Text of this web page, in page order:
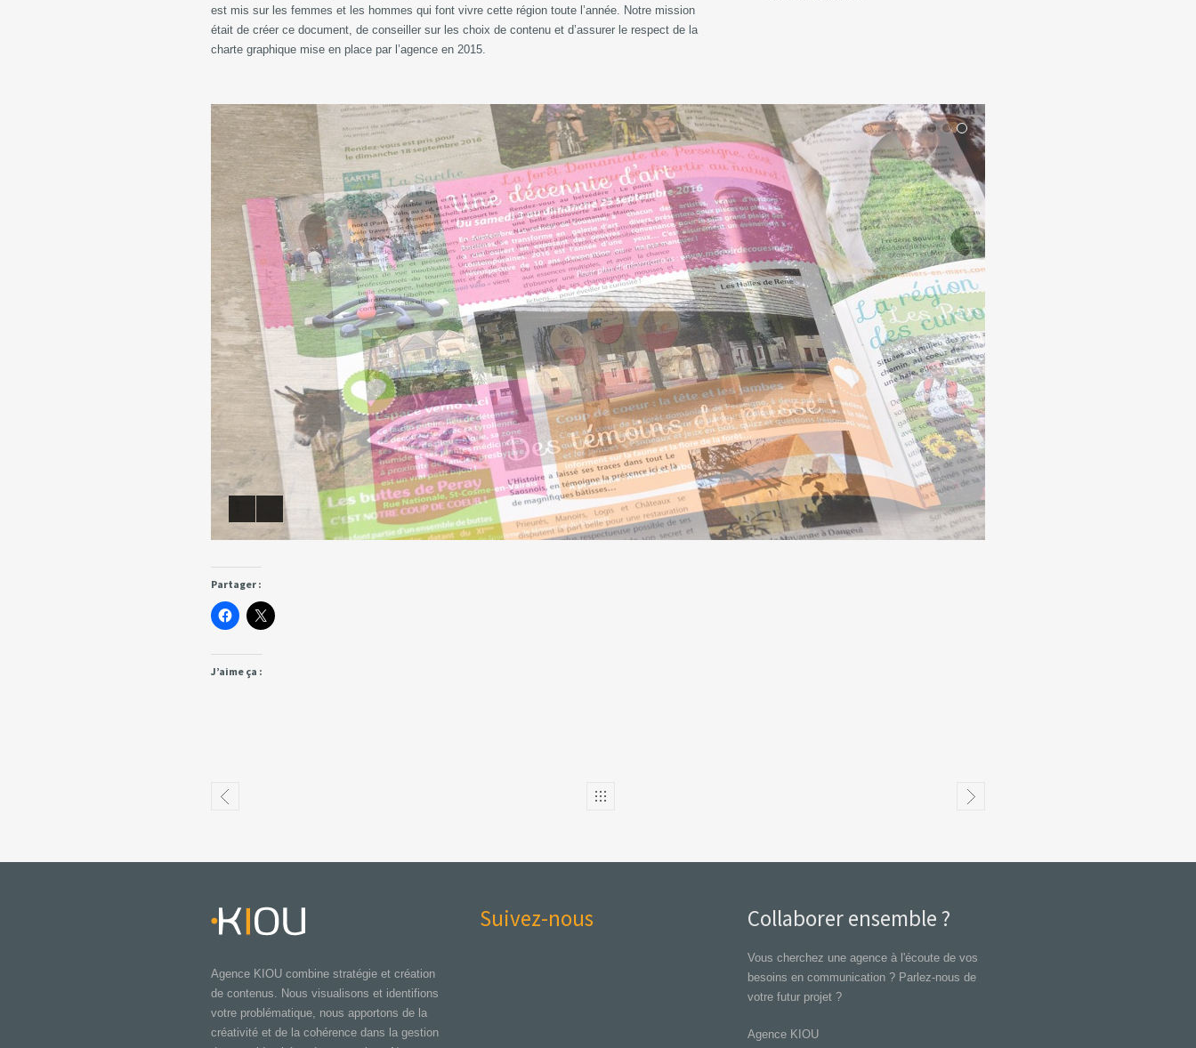
est mis sur les femmes et les hommes qui font vivre cette région toute l’année. Notre mission
était de créer ce document, de conseiller sur les choix de contenu et d’assurer le respect de la
charte graphique mise en place par l’agence en 2015.
Partager :
J’aime ça :
Agence KIOU combine stratégie et création
de contenus. Nous visualisons et identifions
votre problématique, nous apportons de la
créativité et de la cohérence dans la gestion
Suivez-nous Collaborer ensemble ?
Vous cherchez une agence à l'écoute de vos
besoins en communication ? Parlez-nous de
votre futur projet ?
Agence KIOU